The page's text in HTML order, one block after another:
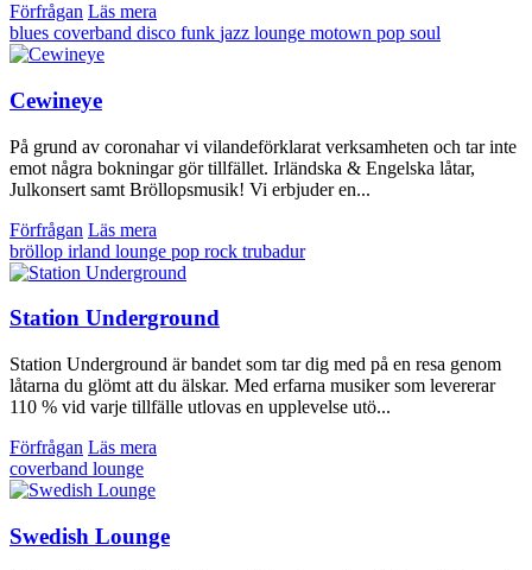
Förfrågan Läs mera
blues coverband disco funk jazz lounge motown pop soul
Cewineye
På grund av coronahar vi vilandeförklarat verksamheten och tar inte
emot några bokningar gör tillfället. Irländska & Engelska låtar,
Julkonsert samt Bröllopsmusik! Vi erbjuder en...
Förfrågan Läs mera
bröllop irland lounge pop rock trubadur
Station Underground
Station Underground är bandet som tar dig med på en resa genom
låtarna du glömt att du älskar. Med erfarna musiker som levererar
110 % vid varje tillfälle utlovas en upplevelse utö...
Förfrågan Läs mera
coverband lounge
Swedish Lounge